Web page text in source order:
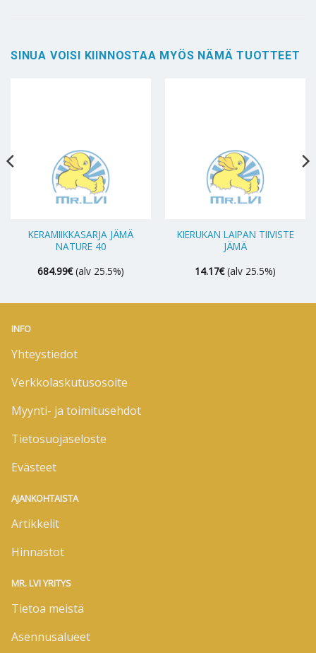
SINUA VOISI KIINNOSTAA MYÖS NÄMÄ TUOTTEET
KERAMIIKKASARJA JÄMÄ
NATURE 40
684.99€ (alv 25.5%)
KIERUKAN LAIPAN TIIVISTE
JÄMÄ
14.17€ (alv 25.5%)
INFO
Yhteystiedot
Verkkolaskutusosoite
Myynti- ja toimitusehdot
Tietosuojaseloste
Evästeet
AJANKOHTAISTA
Artikkelit
Hinnastot
MR. LVI YRITYS
Tietoa meistä
Asennusalueet